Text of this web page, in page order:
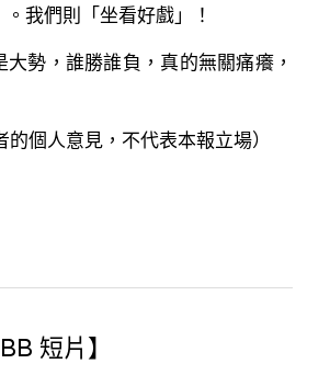
我們則「坐看好戲」！
勢，誰勝誰負，真的無關痛癢，
的個人意見，不代表本報立場）
短片】